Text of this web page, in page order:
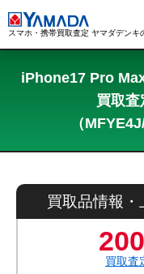
スマホ・携帯買取査定 ヤマダデンキ
iPhone17 Pro
買取
（
買取品情報
買取査